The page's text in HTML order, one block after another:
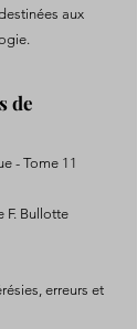
aux
de
- Tome 11
F. Bullotte
erreurs et